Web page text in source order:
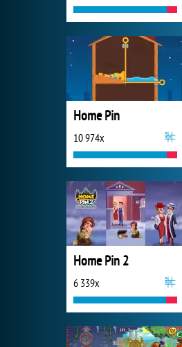
Home Pin
10 974x
Home Pin 2
6 339x